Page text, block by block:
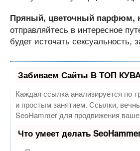
Пряный, цветочный парфюм,
отправляйтесь в интересное
будет источать сексуальность,
Забиваем Сайты В ТОП
Каждая ссылка анализируется по
и простым занятием. Ссылки,
SeoHammer для продвижения
Что умеет делать